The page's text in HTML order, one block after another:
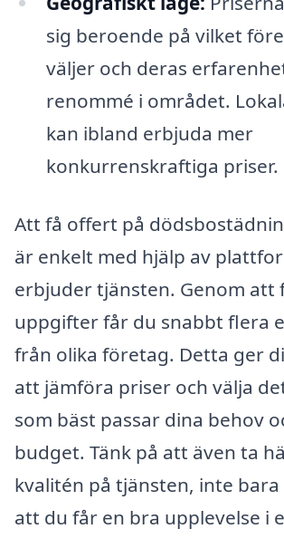
sig beroende på vilket
väljer och deras
renommé i området.
kan ibland erbjuda mer
konkurrenskraftiga priser.
Att få offert på
är enkelt med hjälp av
erbjuder tjänsten. Genom att
uppgifter får du snabbt flera
från olika företag. Detta ger
att jämföra priser och välja
som bäst passar dina behov
budget. Tänk på att även ta
kvalitén på tjänsten, inte bara
att du får en bra upplevelse i